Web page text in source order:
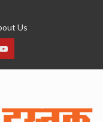
Us
YouTube